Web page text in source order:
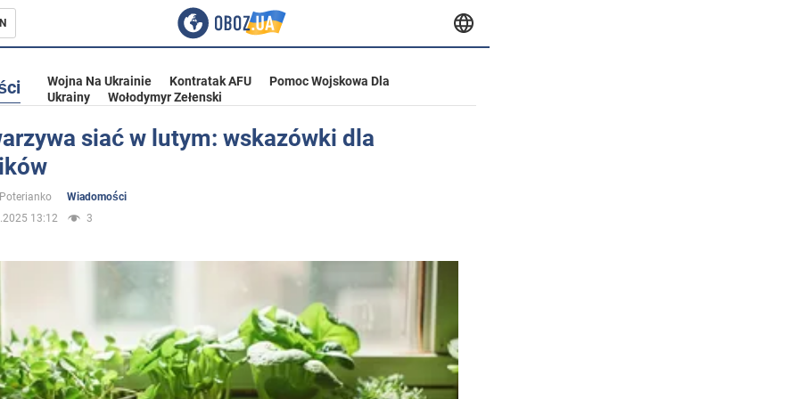
Ukrainie
Wojna Na Ukrainie Kontratak AFU
Pomoc Wojskowa Dla
Ukrainy
Wołodymyr Zełenski
siać w lutym: wskazówki dla
Wiadomości
13:12
3